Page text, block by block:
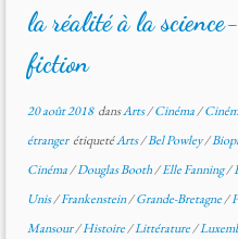
la réalité à la science-
fiction
20 août 2018dansArts/Cinéma/
étranger étiquetéArts/Bel Powley/
Cinéma/Douglas Booth/Elle Fanning/
Unis/Frankenstein/Grande-Bretagne/
Mansour/Histoire/Littérature/